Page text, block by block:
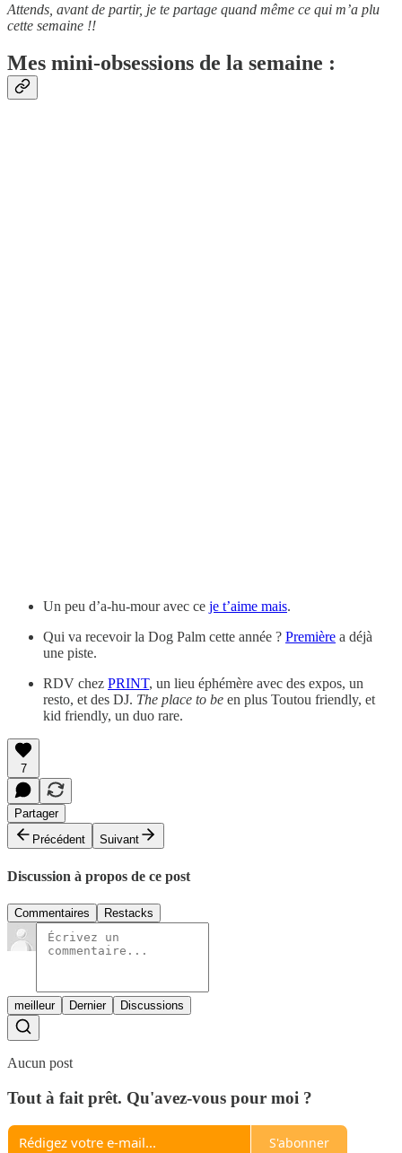
Attends, avant de partir, je te partage quand même ce qui m’a plu
cette semaine !!
Mes mini-obsessions de la semaine :
Un peu d’a-hu-mour avec ce je t’aime mais.
Qui va recevoir la Dog Palm cette année ? Première a déjà
une piste.
RDV chez PRINT, un lieu éphémère avec des expos, un
resto, et des DJ. The place to be en plus Toutou friendly, et
kid friendly, un duo rare.
7
Partager
Précédent
Suivant
Discussion à propos de ce post
Commentaires Restacks
meilleur Dernier Discussions
Aucun post
Tout à fait prêt. Qu'avez-vous pour moi ?
S'abonner